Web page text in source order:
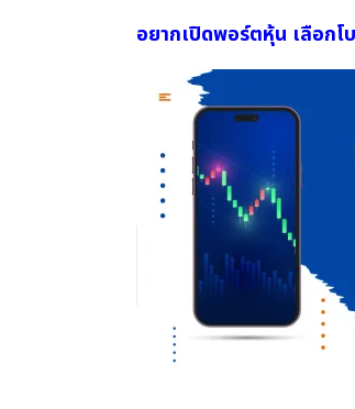
อยากเปิดพอร์ตหุ้น เลือกโ